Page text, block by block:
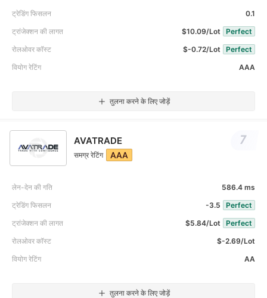
ट्रेडिंग फिसलन
0.1
ट्रांजेक्शन की लागत
$10.09/Lot
Perfect
रोलओवर कॉस्ट
$-0.72/Lot
Perfect
वियोग रेटिंग
AAA
तुलना करने के लिए जोड़ें
AVATRADE
समग्र रेटिंग AAA
लेन-देन की गति
586.4 ms
ट्रेडिंग फिसलन
-3.5
Perfect
ट्रांजेक्शन की लागत
$5.84/Lot
Perfect
रोलओवर कॉस्ट
$-2.69/Lot
वियोग रेटिंग
AA
तुलना करने के लिए जोड़ें
7